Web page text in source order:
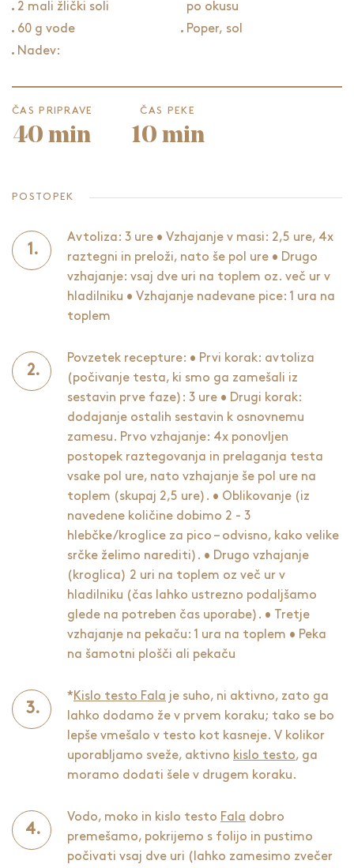
2 mali žlički soli
60 g vode
Nadev:
po okusu
Poper, sol
ČAS PRIPRAVE
40 min
ČAS PEKE
10 min
POSTOPEK
Avtoliza: 3 ure • Vzhajanje v masi: 2,5 ure, 4x
raztegni in preloži, nato še pol ure • Drugo
vzhajanje: vsaj dve uri na toplem oz. več ur v
hladilniku • Vzhajanje nadevane pice: 1 ura na
toplem
Povzetek recepture: • Prvi korak: avtoliza
(počivanje testa, ki smo ga zamešali iz
sestavin prve faze): 3 ure • Drugi korak:
dodajanje ostalih sestavin k osnovnemu
zamesu. Prvo vzhajanje: 4x ponovljen
postopek raztegovanja in prelaganja testa
vsake pol ure, nato vzhajanje še pol ure na
toplem (skupaj 2,5 ure). • Oblikovanje (iz
navedene količine dobimo 2 - 3
hlebčke/kroglice za pico – odvisno, kako velike
srčke želimo narediti). • Drugo vzhajanje
(kroglica) 2 uri na toplem oz več ur v
hladilniku (čas lahko ustrezno podaljšamo
glede na potreben čas uporabe). • Tretje
vzhajanje na pekaču: 1 ura na toplem • Peka
na šamotni plošči ali pekaču
* Kislo testo Fala je suho, ni aktivno, zato ga
lahko dodamo že v prvem koraku; tako se bo
lepše vmešalo v testo kot kasneje. V kolikor
uporabljamo sveže, aktivno kislo testo, ga
moramo dodati šele v drugem koraku.
Vodo, moko in kislo testo Fala dobro
premešamo, pokrijemo s folijo in pustimo
počivati vsaj dve uri (lahko zamesimo zvečer